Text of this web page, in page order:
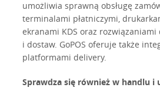
umożliwia sprawną obsługę
terminalami płatniczymi,
ekranami KDS oraz
i dostaw. GoPOS oferuje także
platformami delivery.
Sprawdza się również w handlu i